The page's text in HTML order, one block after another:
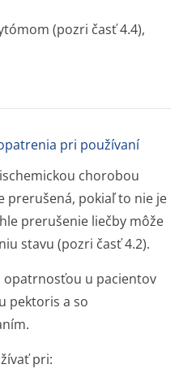
(pozri časť 4.4),
pri používaní
chorobou
prerušená, pokiaľ to nie je
prerušenie liečby môže
stavu (pozri časť 4.2).
u pacientov
pektoris a so
pri: